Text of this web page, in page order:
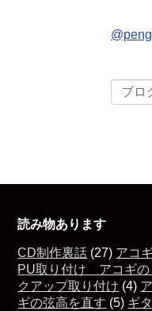
読み物あります
CD制作裏話 (27) アコ
PU取り付け アコギの
クアップ取り付け (4)
ギの弦高を直す (5) ギ